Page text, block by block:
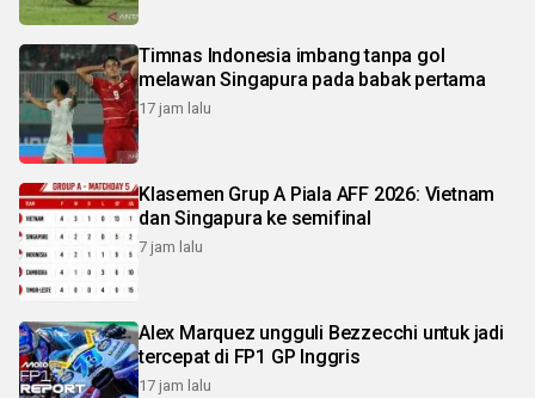
Timnas Indonesia imbang tanpa gol
melawan Singapura pada babak pertama
17 jam lalu
Klasemen Grup A Piala AFF 2026: Vietnam
dan Singapura ke semifinal
7 jam lalu
Alex Marquez ungguli Bezzecchi untuk jadi
tercepat di FP1 GP Inggris
17 jam lalu